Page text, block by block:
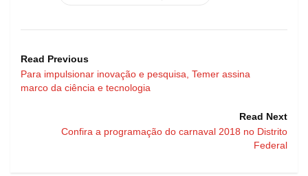
Read Previous
Para impulsionar inovação e pesquisa, Temer assina
marco da ciência e tecnologia
Read Next
Confira a programação do carnaval 2018 no Distrito
Federal